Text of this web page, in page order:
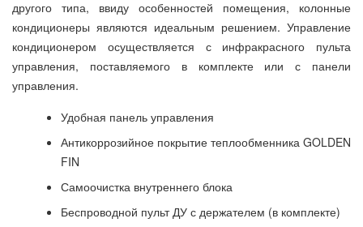
другого типа, ввиду особенностей помещения, колонные
кондиционеры являются идеальным решением. Управление
кондиционером осуществляется с инфракрасного пульта
управления, поставляемого в комплекте или с панели
управления.
Удобная панель управления
Антикоррозийное покрытие теплообменника GOLDEN
FIN
Самоочистка внутреннего блока
Беспроводной пульт ДУ с держателем (в комплекте)